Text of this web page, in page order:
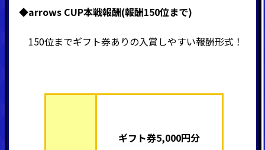
◆arrows CUP本戦報酬(報酬150位まで)
150位までギフト券ありの入賞しやすい報酬形式！
ギフト券5,000円分